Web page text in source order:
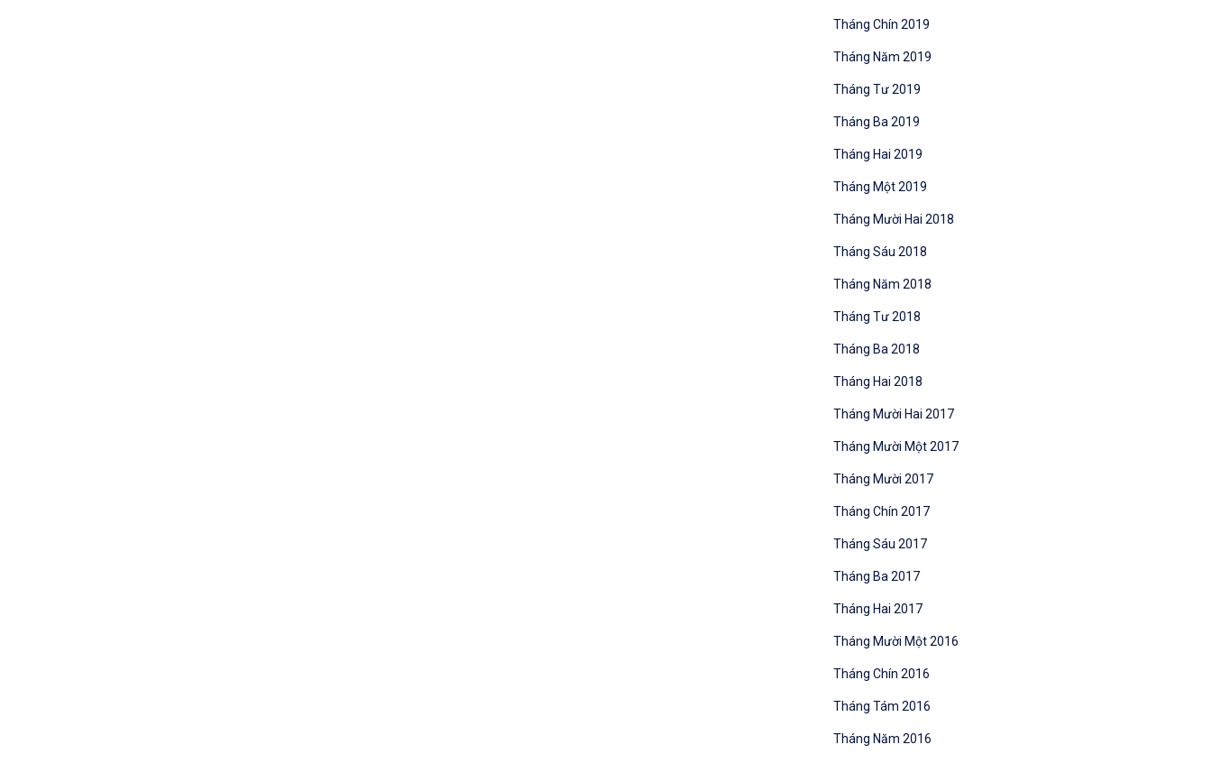
Tháng Chín 2019
Tháng Năm 2019
Tháng Tư 2019
Tháng Ba 2019
Tháng Hai 2019
Tháng Một 2019
Tháng Mười Hai 2018
Tháng Sáu 2018
Tháng Năm 2018
Tháng Tư 2018
Tháng Ba 2018
Tháng Hai 2018
Tháng Mười Hai 2017
Tháng Mười Một 2017
Tháng Mười 2017
Tháng Chín 2017
Tháng Sáu 2017
Tháng Ba 2017
Tháng Hai 2017
Tháng Mười Một 2016
Tháng Chín 2016
Tháng Tám 2016
Tháng Năm 2016